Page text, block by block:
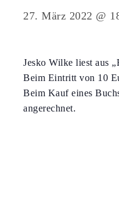
27. März 2022 @
Jesko Wilke liest aus
Beim Eintritt von 10
Beim Kauf eines
angerechnet.